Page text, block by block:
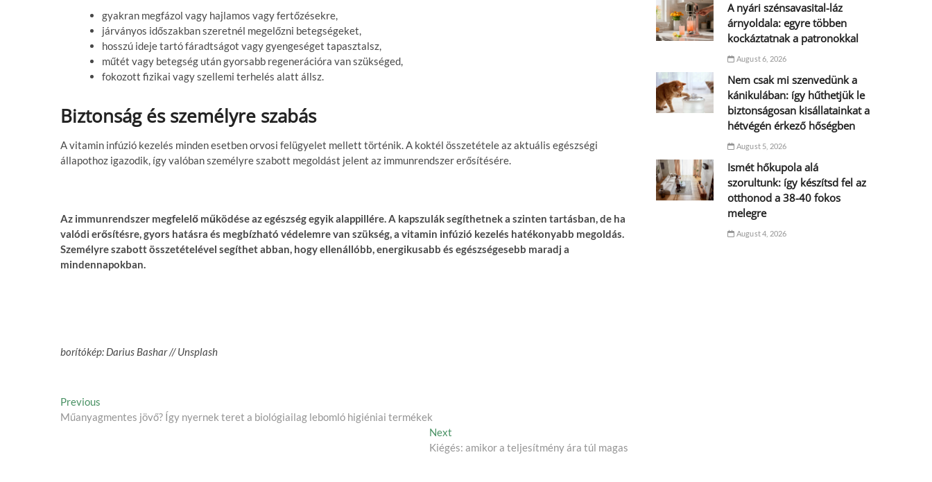
gyakran megfázol vagy hajlamos vagy fertőzésekre,
járványos időszakban szeretnél megelőzni betegségeket,
hosszú ideje tartó fáradtságot vagy gyengeséget tapasztalsz,
műtét vagy betegség után gyorsabb regenerációra van szükséged,
fokozott fizikai vagy szellemi terhelés alatt állsz.
Biztonság és személyre szabás
A vitamin infúzió kezelés minden esetben orvosi felügyelet mellett történik. A koktél összetétele az aktuális egészségi
állapothoz igazodik, így valóban személyre szabott megoldást jelent az immunrendszer erősítésére.
Az immunrendszer megfelelő működése az egészség egyik alappillére. A kapszulák segíthetnek a szinten tartásban, de ha
valódi erősítésre, gyors hatásra és megbízható védelemre van szükség, a vitamin infúzió kezelés hatékonyabb megoldás.
Személyre szabott összetételével segíthet abban, hogy ellenállóbb, energikusabb és egészségesebb maradj a
mindennapokban.
borítókép: Darius Bashar // Unsplash
Post
navigation
Previous
post:
Műanyagmentes jövő? Így nyernek teret a biológiailag lebomló higiéniai termékek
Next
post:
Kiégés: amikor a teljesítmény ára túl magas
A nyári szénsavasital-láz
árnyoldala: egyre többen
kockáztatnak a patronokkal
August 6, 2026
Nem csak mi szenvedünk a
kánikulában: így hűthetjük le
biztonságosan kisállatainkat a
hétvégén érkező hőségben
August 5, 2026
Ismét hőkupola alá
szorultunk: így készítsd fel az
otthonod a 38-40 fokos
melegre
August 4, 2026